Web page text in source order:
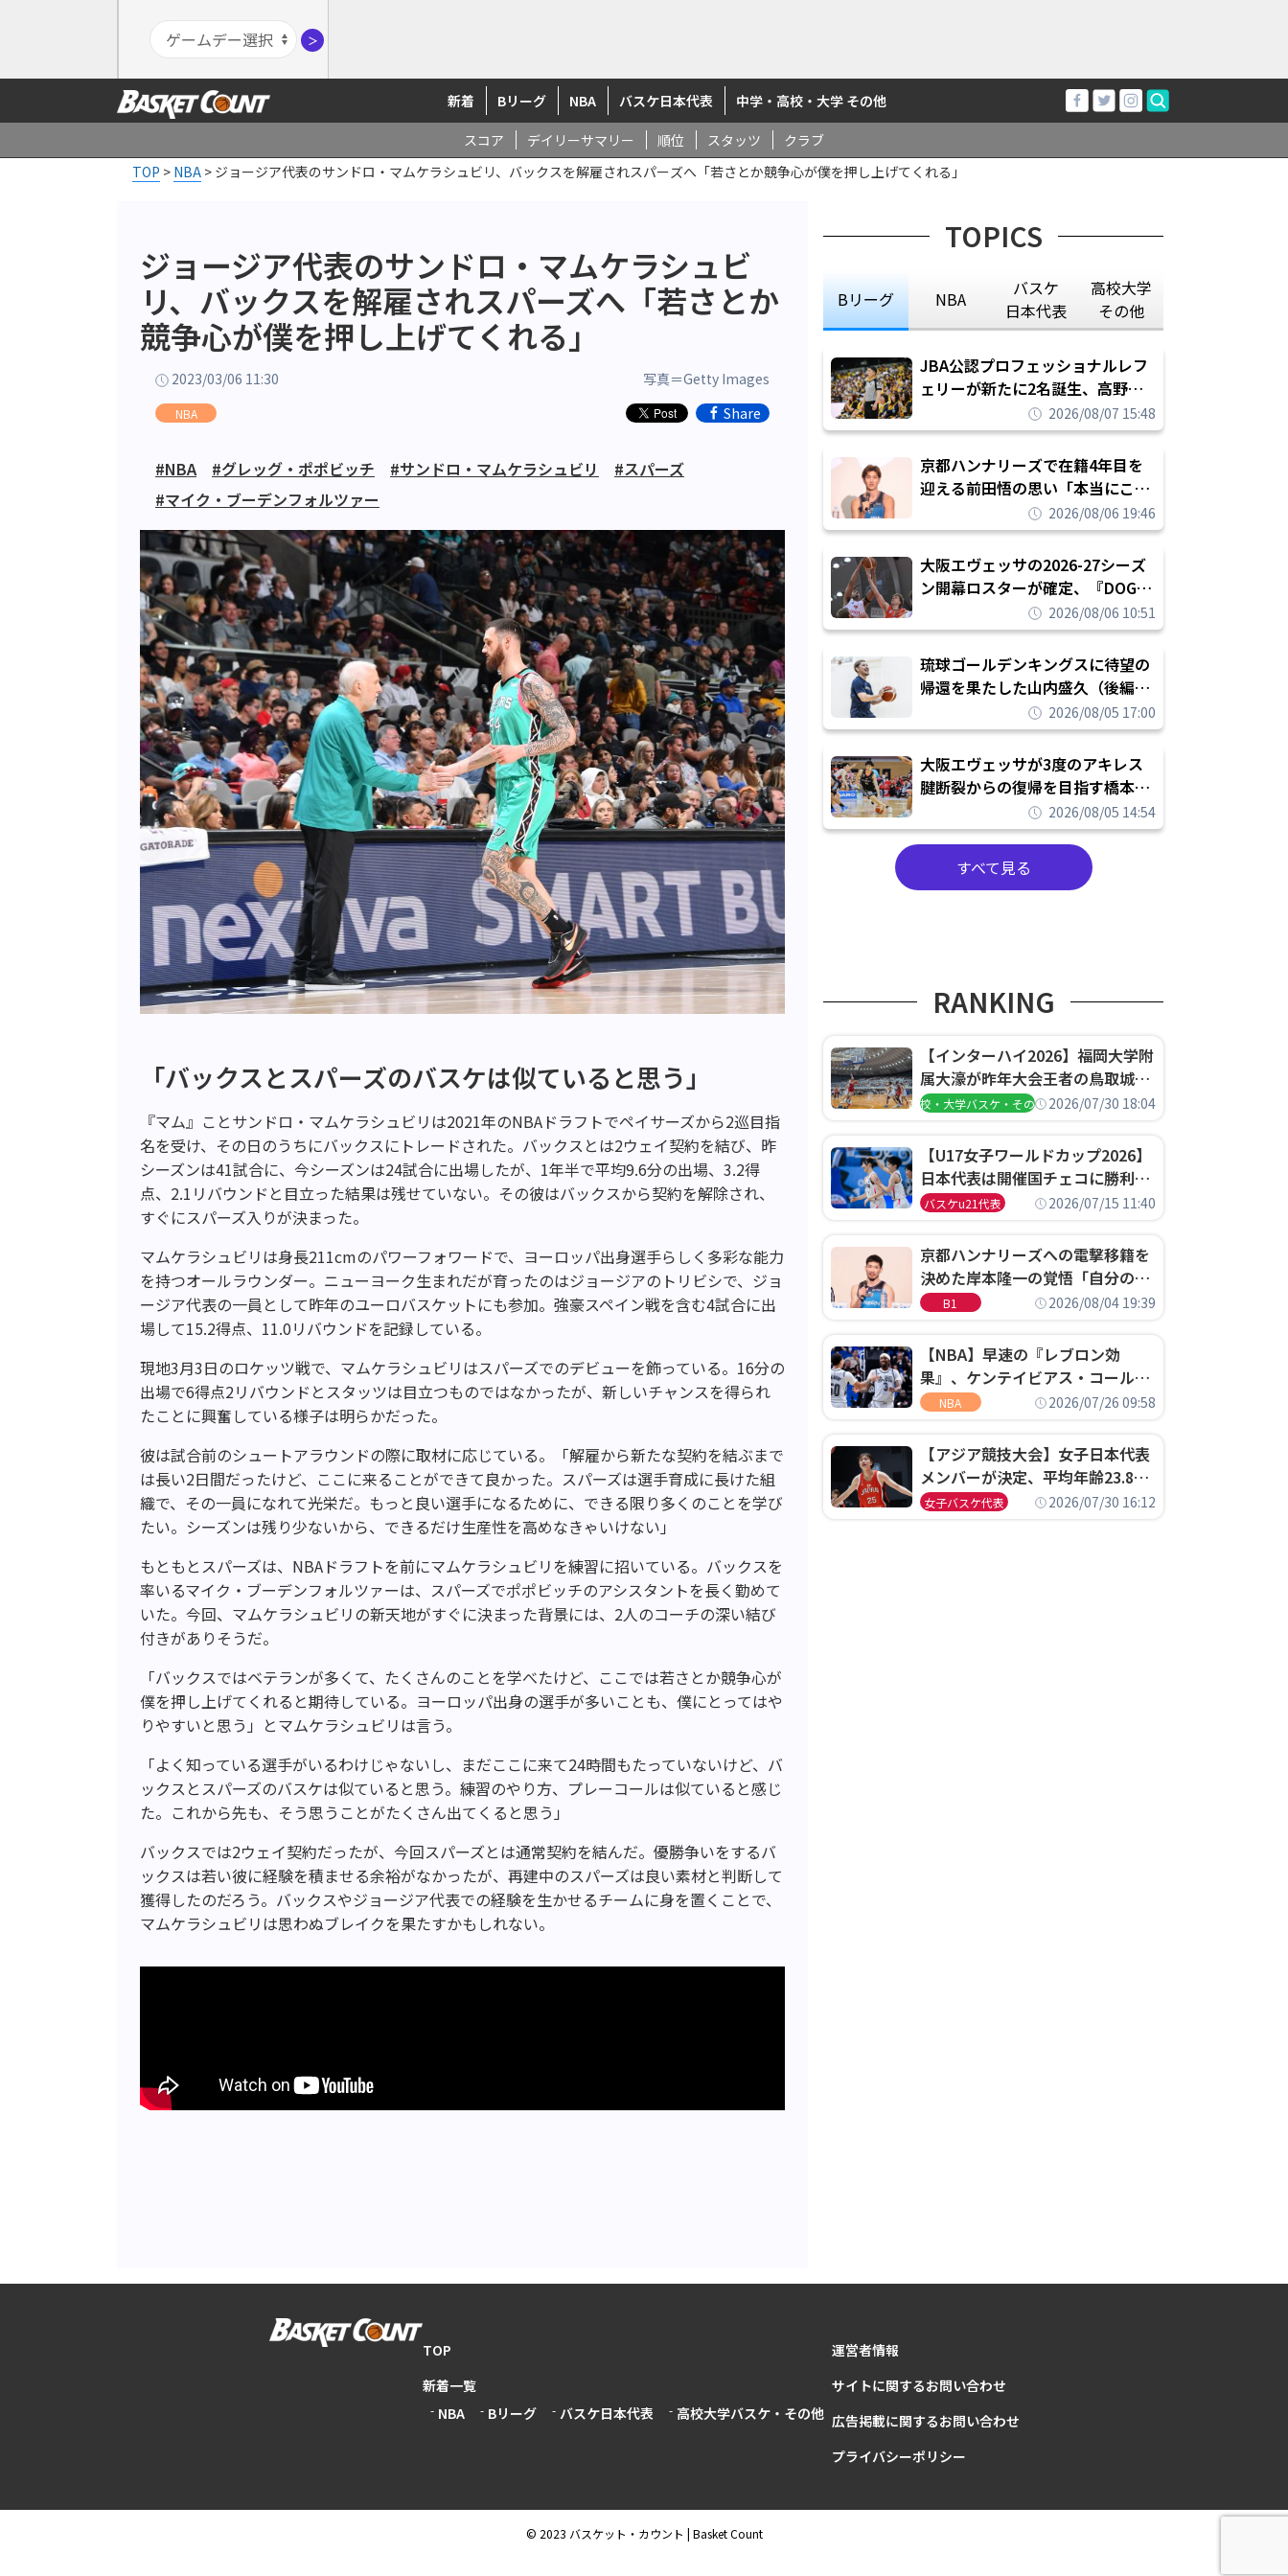
＞
新着 Bリーグ NBA バスケ日本代表 中学・高校・大学 その他
スコア デイリーサマリー 順位 スタッツ
クラブ
TOP > NBA > ジョージア代表のサンドロ・マムケラシュビリ、バックスを解雇されスパーズへ「若さとか競争心が僕を押し上げてくれる」
ジョージア代表のサンドロ・マムケラシュビ
リ、バックスを解雇されスパーズへ「若さとか
競争心が僕を押し上げてくれる」
2023/03/06 11:30 写真＝Getty Images
NBA Share
#NBA #グレッグ・ポポビッチ #サンドロ・マムケラシュビリ
#スパーズ
#マイク・ブーデンフォルツァー
「バックスとスパーズのバスケは似ていると思う」
『マム』ことサンドロ・マムケラシュビリは2021年のNBAドラフトでペイサーズから2巡目指
名を受け、その日のうちにバックスにトレードされた。バックスとは2ウェイ契約を結び、昨
シーズンは41試合に、今シーズンは24試合に出場したが、1年半で平均9.6分の出場、3.2得
点、2.1リバウンドと目立った結果は残せていない。その彼はバックスから契約を解除され、
すぐにスパーズ入りが決まった。
マムケラシュビリは身長211cmのパワーフォワードで、ヨーロッパ出身選手らしく多彩な能力
を持つオールラウンダー。ニューヨーク生まれだが育ったのはジョージアのトリビシで、ジョ
ージア代表の一員として昨年のユーロバスケットにも参加。強豪スペイン戦を含む4試合に出
場して15.2得点、11.0リバウンドを記録している。
現地3月3日のロケッツ戦で、マムケラシュビリはスパーズでのデビューを飾っている。16分の
出場で6得点2リバウンドとスタッツは目立つものではなかったが、新しいチャンスを得られ
たことに興奮している様子は明らかだった。
彼は試合前のシュートアラウンドの際に取材に応じている。「解雇から新たな契約を結ぶまで
は長い2日間だったけど、ここに来ることができて良かった。スパーズは選手育成に長けた組
織で、その一員になれて光栄だ。もっと良い選手になるために、できる限り多くのことを学び
たい。シーズンは残り少ないから、できるだけ生産性を高めなきゃいけない」
もともとスパーズは、NBAドラフトを前にマムケラシュビリを練習に招いている。バックスを
率いるマイク・ブーデンフォルツァーは、スパーズでポポビッチのアシスタントを長く勤めて
いた。今回、マムケラシュビリの新天地がすぐに決まった背景には、2人のコーチの深い結び
付きがありそうだ。
「バックスではベテランが多くて、たくさんのことを学べたけど、ここでは若さとか競争心が
僕を押し上げてくれると期待している。ヨーロッパ出身の選手が多いことも、僕にとってはや
りやすいと思う」とマムケラシュビリは言う。
「よく知っている選手がいるわけじゃないし、まだここに来て24時間もたっていないけど、バ
ックスとスパーズのバスケは似ていると思う。練習のやり方、プレーコールは似ていると感じ
た。これから先も、そう思うことがたくさん出てくると思う」
バックスでは2ウェイ契約だったが、今回スパーズとは通常契約を結んだ。優勝争いをするバ
ックスは若い彼に経験を積ませる余裕がなかったが、再建中のスパーズは良い素材と判断して
獲得したのだろう。バックスやジョージア代表での経験を生かせるチームに身を置くことで、
マムケラシュビリは思わぬブレイクを果たすかもしれない。
TOPICS
Bリーグ NBA
バスケ
日本代表
高校大学
その他
JBA公認プロフェッショナルレフ
ェリーが新たに2名誕生、高野晃
平は16年間続けた会社員生活に別
れを告げてプロ転向を決断
2026/08/07 15:48
京都ハンナリーズで在籍4年目を
迎える前田悟の思い「本当にこの
チームで勝ちたい、負けたまま舐
められたまま終わりたくない」
2026/08/06 19:46
大阪エヴェッサの2026-27シーズ
ン開幕ロスターが確定、『DOG
FIGHT』のチームカルチャーを推
し進めて結果を求めるシーズンへ
2026/08/06 10:51
琉球ゴールデンキングスに待望の
帰還を果たした山内盛久（後編）
「1人のウチナーンチュとしてみ
んなが誇りに思えるチームにして
いく」
2026/08/05 17:00
大阪エヴェッサが3度のアキレス
腱断裂からの復帰を目指す橋本拓
哉と契約を締結「もう一度コート
に立ちたい」
2026/08/05 14:54
すべて見る
RANKING
【インターハイ2026】福岡大学附
属大濠が昨年大会王者の鳥取城北
を撃破、大阪薫英女学院は岐阜女
高校・大学バスケ・その他2026/07/30 18:04
【U17女子ワールドカップ2026】
日本代表は開催国チェコに勝利し
て予選グループ3連勝で首位通
決定
バスケu21代表 2026/07/15 11:40
京都ハンナリーズへの電撃移籍を
決めた岸本隆一の覚悟「自分のエ
ゴというちっぽけなことのため
B1 2026/08/04 19:39
【NBA】早速の『レブロン効
果』、ケンテイビアス・コールド
ウェル・ポープがセブンティシク
NBA 2026/07/26 09:58
【アジア競技大会】女子日本代表
メンバーが決定、平均年齢23.8歳
のフレッシュなメンバーが日本開
女子バスケ代表 2026/07/30 16:12
TOP
新着一覧
NBA
Bリーグ バスケ日本代表 高校大学バスケ・その他
運営者情報
サイトに関するお問い合わせ
広告掲載に関するお問い合わせ
プライバシーポリシー
© 2023 バスケット・カウント | Basket Count